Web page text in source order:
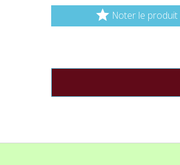
 Noter le produit